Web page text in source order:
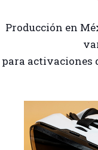
Producción en
para activaciones